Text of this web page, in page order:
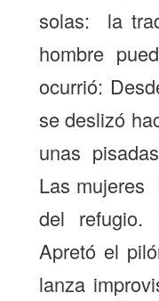
solas: la
hombre
ocurrió:
se deslizó
unas
Las mujeres
del refugio.
Apretó el
lanza